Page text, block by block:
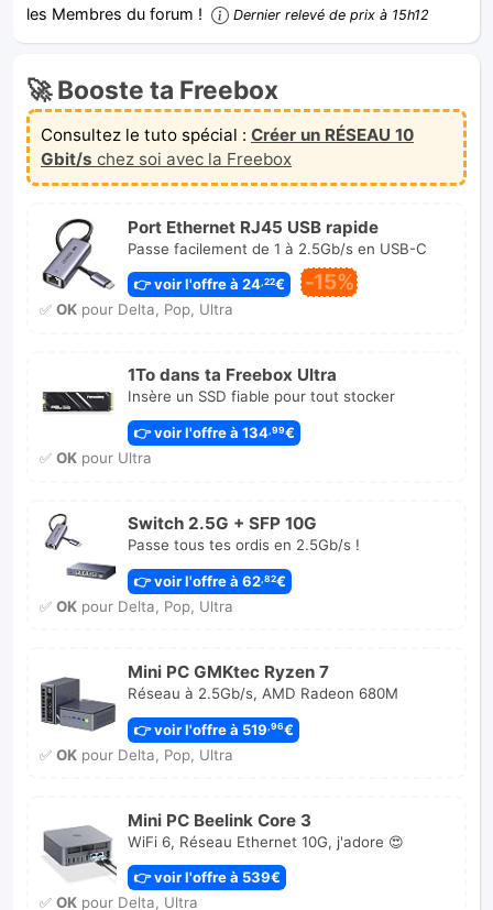
les Membres du forum !
Dernier relevé de prix à 15h12
🚀 Booste ta Freebox
Consultez le tuto spécial : Créer un RÉSEAU 10
Gbit/s chez soi avec la Freebox
Port Ethernet RJ45 USB rapide
Passe facilement de 1 à 2.5Gb/s en USB-C
👉 voir l'offre à 24,22€ -15%
✅ OKpour Delta, Pop, Ultra
1To dans ta Freebox Ultra
Insère un SSD fiable pour tout stocker
👉 voir l'offre à 134 ,99€
✅ OKpour Ultra
Switch 2.5G + SFP 10G
Passe tous tes ordis en 2.5Gb/s !
👉 voir l'offre à 62,82€
✅ OKpour Delta, Pop, Ultra
Mini PC GMKtec Ryzen 7
Réseau à 2.5Gb/s, AMD Radeon 680M
👉 voir l'offre à 519,96€
✅ OKpour Delta, Pop, Ultra
Mini PC Beelink Core 3
WiFi 6, Réseau Ethernet 10G, j'adore 😍
👉 voir l'offre à 539€
✅ OKpour Delta, Ultra